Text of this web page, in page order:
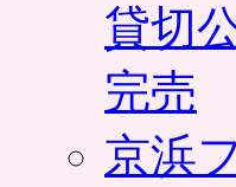
貸切
完売
京浜